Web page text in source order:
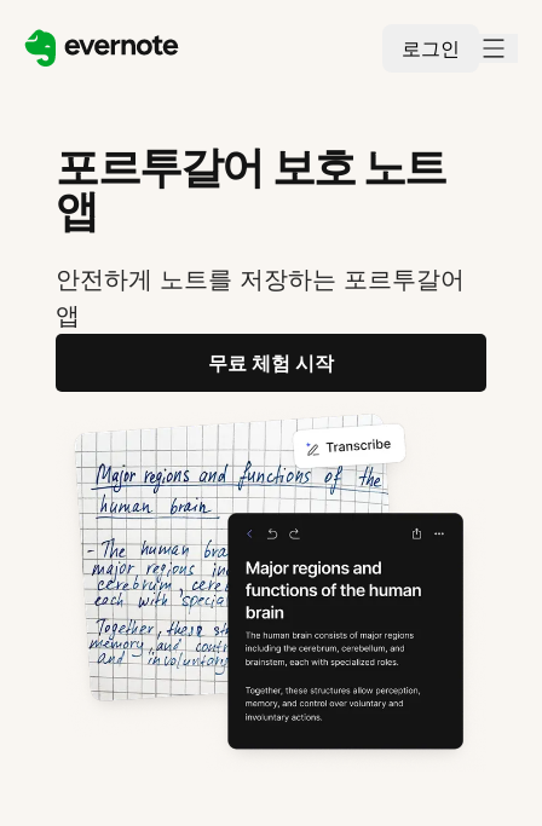
로그인
포르투갈어 보호 노트
앱
안전하게 노트를 저장하는 포르투갈어
앱
무료 체험 시작